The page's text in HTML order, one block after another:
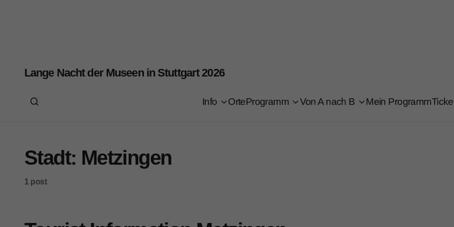
Lange Nacht der Museen in Stuttgart 2026
Info OrteProgramm Von A nach B Mein Programm
Stadt: Metzingen
1 post